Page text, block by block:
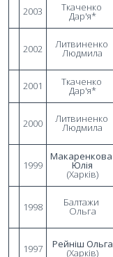
2003 Ткаченко
Дар'я*
2002 Литвиненко
Людмила
2001 Ткаченко
Дар'я*
2000 Литвиненко
Людмила
1999
Макаренкова
Юлія
(Харків)
1998 Балтажи
Ольга
1997 Рейніш Ольга
(Харків)